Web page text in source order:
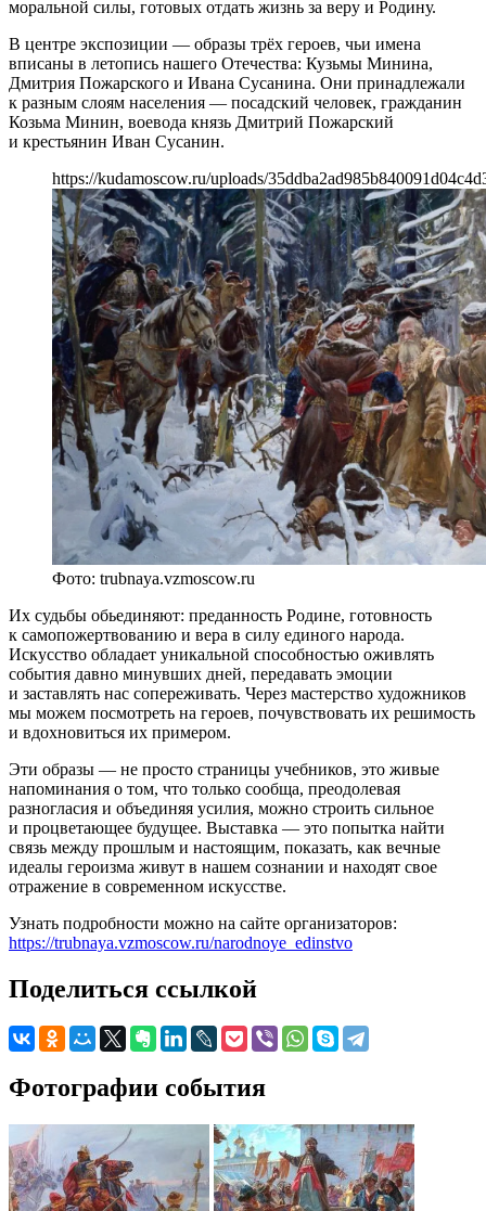
моральной силы, готовых отдать жизнь за веру и Родину.
В центре экспозиции — образы трёх героев, чьи имена
вписаны в летопись нашего Отечества: Кузьмы Минина,
Дмитрия Пожарского и Ивана Сусанина. Они принадлежали
к разным слоям населения — посадский человек, гражданин
Козьма Минин, воевода князь Дмитрий Пожарский
и крестьянин Иван Сусанин.
https://kudamoscow.ru/uploads/
Фото: trubnaya.vzmoscow.ru
Их судьбы обьединяют: преданность Родине, готовность
к самопожертвованию и вера в силу единого народа.
Искусство обладает уникальной способностью оживлять
события давно минувших дней, передавать эмоции
и заставлять нас сопереживать. Через мастерство художников
мы можем посмотреть на героев, почувствовать их решимость
и вдохновиться их примером.
Эти образы — не просто страницы учебников, это живые
напоминания о том, что только сообща, преодолевая
разногласия и объединяя усилия, можно строить сильное
и процветающее будущее. Выставка — это попытка найти
связь между прошлым и настоящим, показать, как вечные
идеалы героизма живут в нашем сознании и находят свое
отражение в современном искусстве.
Узнать подробности можно на сайте организаторов:
https://trubnaya.vzmoscow.ru/narodnoye_edinstvo
Поделиться ссылкой
Фотографии события